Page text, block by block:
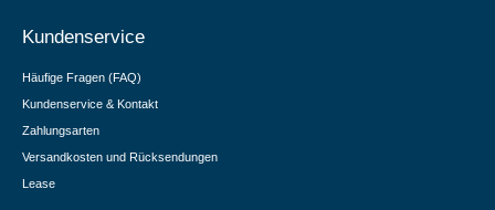
Kundenservice
Häufige Fragen (FAQ)
Kundenservice & Kontakt
Zahlungsarten
Versandkosten und Rücksendungen
Lease